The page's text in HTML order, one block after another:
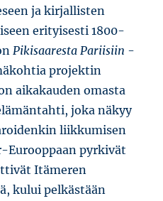
ja kirjallisten
erityisesti 1800-
Pikisaaresta Pariisiin -
projektin
aikakauden omasta
joka näkyy
liikkumisen
Eurooppaan pyrkivät
Itämeren
kului pelkästään